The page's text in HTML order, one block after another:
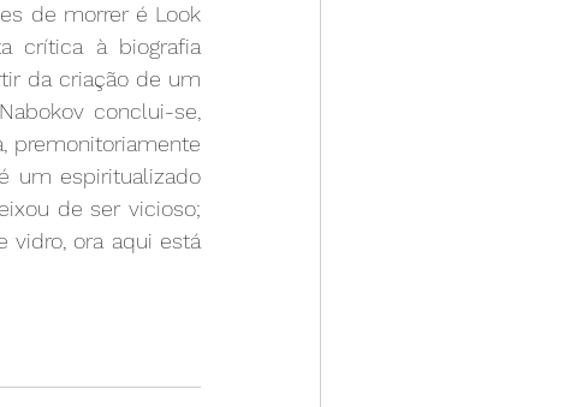
de morrer é Look
crítica à biografia
da criação de um
conclui-se,
premonitoriamente
um espiritualizado
de ser vicioso;
vidro, ora aqui está